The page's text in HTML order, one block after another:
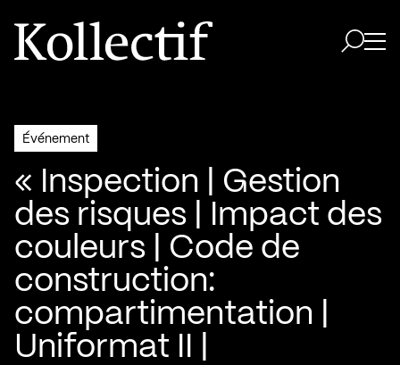
Aller à la page d'accueil
Logo Kollectif
Événement
« Inspection | Gestion
des risques | Impact des
couleurs | Code de
construction:
compartimentation |
Uniformat II |